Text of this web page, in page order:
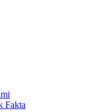
Fakta